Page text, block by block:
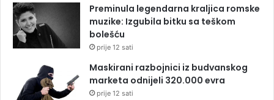
Preminula legendarna kraljica romske
muzike: Izgubila bitku sa teškom
bolešću
prije 12 sati
Maskirani razbojnici iz budvanskog
marketa odnijeli 320.000 evra
prije 12 sati